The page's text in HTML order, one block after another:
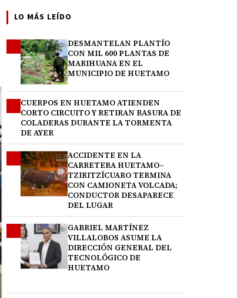
LO MÁS LEÍDO
DESMANTELAN PLANTÍO
CON MIL 600 PLANTAS DE
MARIHUANA EN EL
MUNICIPIO DE HUETAMO
CUERPOS EN HUETAMO ATIENDEN
CORTO CIRCUITO Y RETIRAN BASURA DE
COLADERAS DURANTE LA TORMENTA
DE AYER
ACCIDENTE EN LA
CARRETERA HUETAMO–
TZIRITZÍCUARO TERMINA
CON CAMIONETA VOLCADA;
CONDUCTOR DESAPARECE
DEL LUGAR
GABRIEL MARTÍNEZ
VILLALOBOS ASUME LA
DIRECCIÓN GENERAL DEL
TECNOLÓGICO DE
HUETAMO